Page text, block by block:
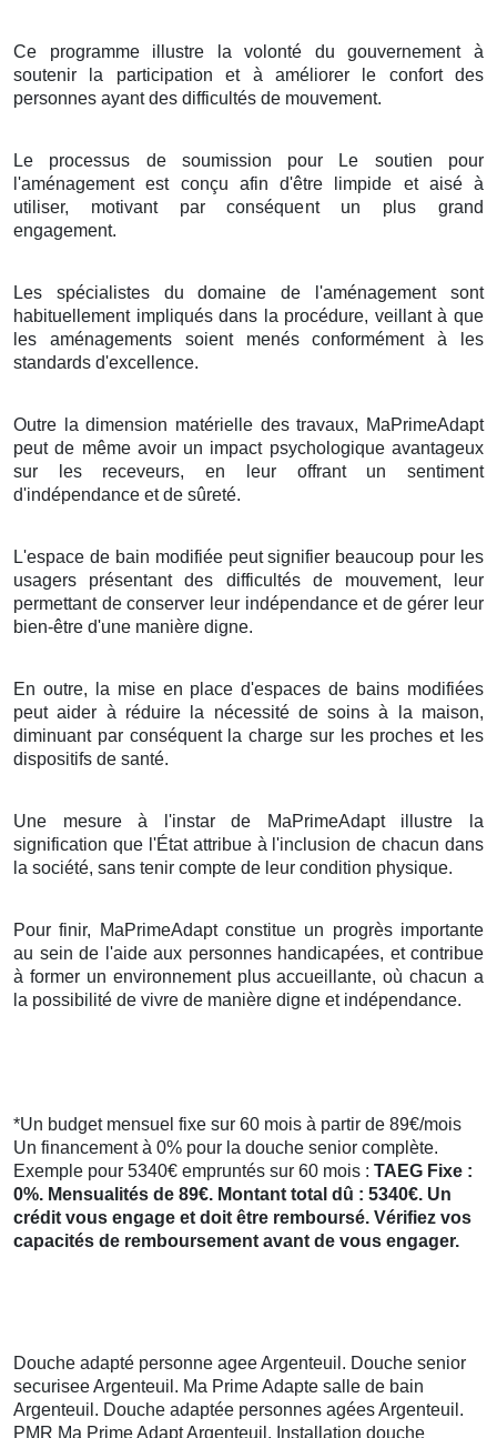
Ce programme illustre la volonté du gouvernement à
soutenir la participation et à améliorer le confort des
personnes ayant des difficultés de mouvement.
Le processus de soumission pour Le soutien pour
l'aménagement est conçu afin d'être limpide et aisé à
utiliser, motivant par conséquent un plus grand
engagement.
Les spécialistes du domaine de l'aménagement sont
habituellement impliqués dans la procédure, veillant à que
les aménagements soient menés conformément à les
standards d'excellence.
Outre la dimension matérielle des travaux, MaPrimeAdapt
peut de même avoir un impact psychologique avantageux
sur les receveurs, en leur offrant un sentiment
d'indépendance et de sûreté.
L'espace de bain modifiée peut signifier beaucoup pour les
usagers présentant des difficultés de mouvement, leur
permettant de conserver leur indépendance et de gérer leur
bien-être d'une manière digne.
En outre, la mise en place d'espaces de bains modifiées
peut aider à réduire la nécessité de soins à la maison,
diminuant par conséquent la charge sur les proches et les
dispositifs de santé.
Une mesure à l'instar de MaPrimeAdapt illustre la
signification que l'État attribue à l'inclusion de chacun dans
la société, sans tenir compte de leur condition physique.
Pour finir, MaPrimeAdapt constitue un progrès importante
au sein de l'aide aux personnes handicapées, et contribue
à former un environnement plus accueillante, où chacun a
la possibilité de vivre de manière digne et indépendance.
*Un budget mensuel fixe sur 60 mois à partir de 89€/mois
Un financement à 0% pour la douche senior complète.
Exemple pour 5340€ empruntés sur 60 mois : TAEG Fixe :
0%. Mensualités de 89€. Montant total dû : 5340€. Un
crédit vous engage et doit être remboursé. Vérifiez vos
capacités de remboursement avant de vous engager.
Douche adapté personne agee Argenteuil. Douche senior
securisee Argenteuil. Ma Prime Adapte salle de bain
Argenteuil. Douche adaptée personnes agées Argenteuil.
PMR Ma Prime Adapt Argenteuil. Installation douche